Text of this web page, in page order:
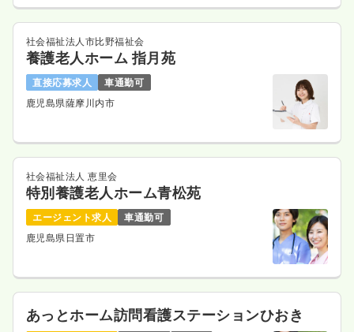
社会福祉法人市比野福祉会
養護老人ホーム 指月苑
直接応募求人
車通勤可
鹿児島県薩摩川内市
社会福祉法人 恵里会
特別養護老人ホーム青松苑
エージェント求人
車通勤可
鹿児島県日置市
あっとホーム訪問看護ステーションひおき